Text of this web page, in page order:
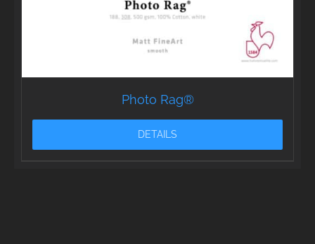
Photo Rag®
DETAILS